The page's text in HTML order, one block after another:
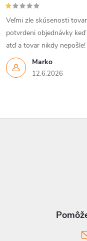
Marko
12.6.2026
Veľmi zle skúsenosti
potvrdeni objednávky
atď a tovar nikdy